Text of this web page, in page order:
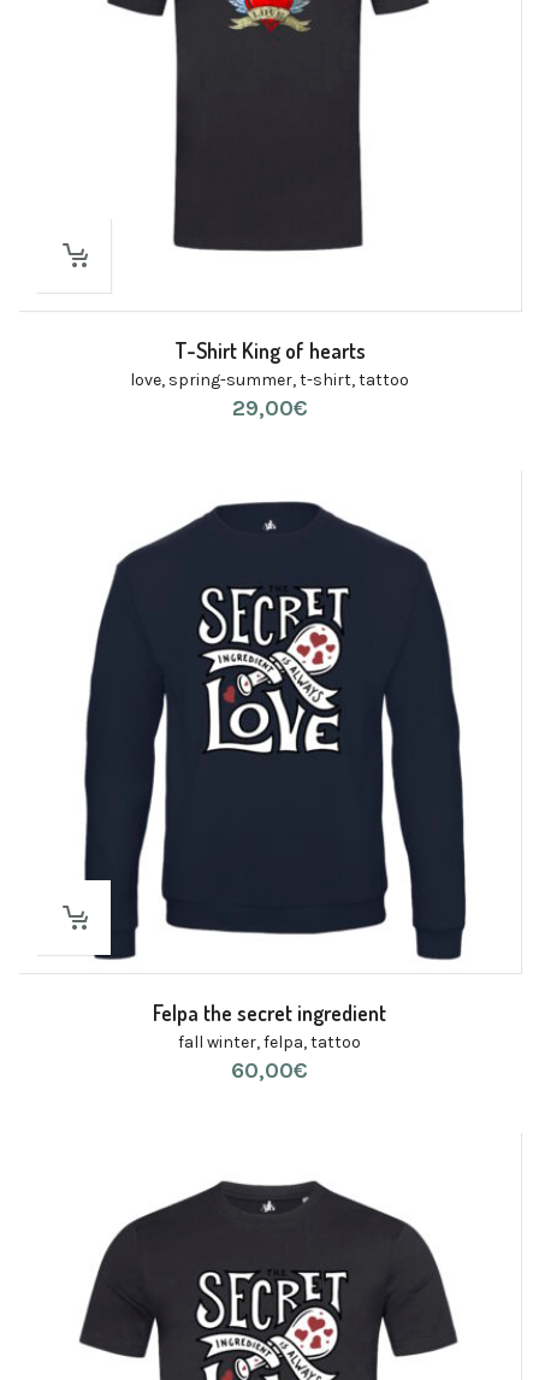
T-Shirt King of hearts
love, spring-summer,t-shirt,tattoo
29,00€
Felpa the secret ingredient
fall winter,felpa,tattoo
60,00€